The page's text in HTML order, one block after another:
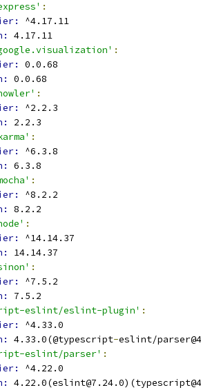
:
^4.17.11
4.17.11
:
0.0.68
0.0.68
:
^2.2.3
2.2.3
:
^6.3.8
6.3.8
:
^8.2.2
8.2.2
:
^14.14.37
14.14.37
:
^7.5.2
7.5.2
eslint/eslint-plugin' :
^4.33.0
4.33.0(@typescript-eslint/
eslint/parser' :
^4.22.0